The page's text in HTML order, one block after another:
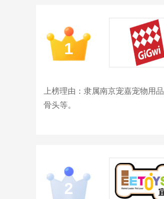
1
上榜理由：隶属南京宠嘉宠物用
骨头等。
2